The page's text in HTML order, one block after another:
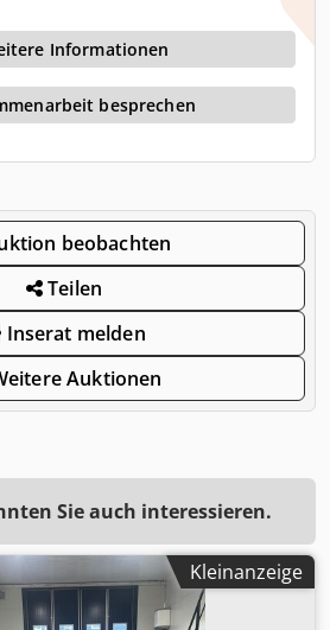
Informationen
besprechen
beobachten
Teilen
Inserat melden
Auktionen
Sie auch interessieren.
Kleinanzeige